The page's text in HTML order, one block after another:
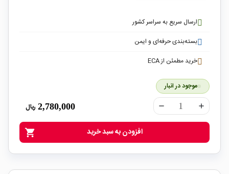
ارسال سریع به سراسر کشور
بسته‌بندی حرفه‌ای و ایمن
خرید مطمئن از ECA
موجود در انبار
remove add
2,780,000 ریال
shopping_cart افزودن به سبد خرید